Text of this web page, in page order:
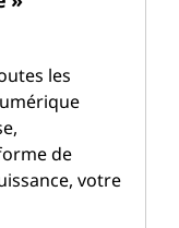
les
de
votre